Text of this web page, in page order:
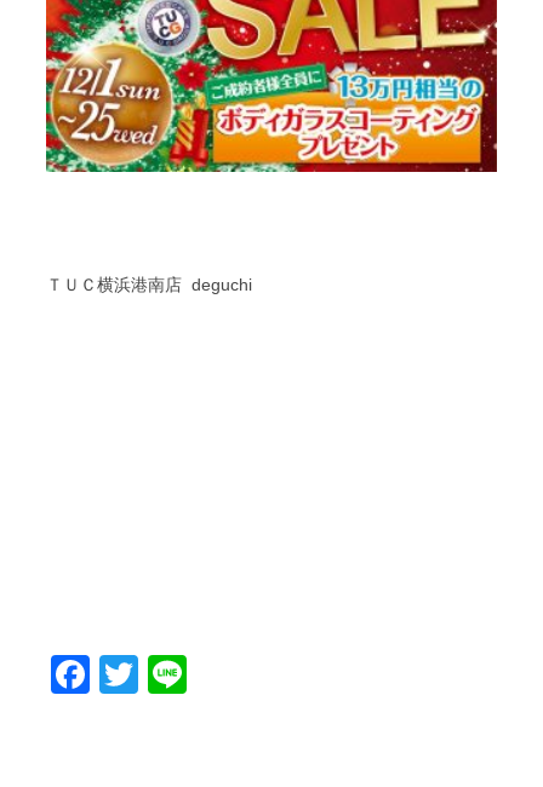
ＴＵＣ横浜港南店 deguchi
Facebook
Twitter